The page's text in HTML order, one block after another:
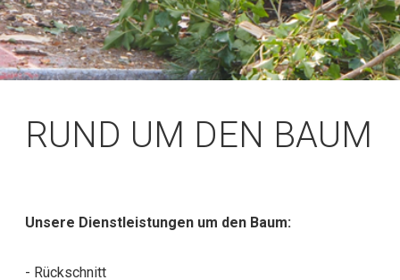
RUND UM DEN BAUM
Unsere Dienstleistungen um den Baum:
- Rückschnitt